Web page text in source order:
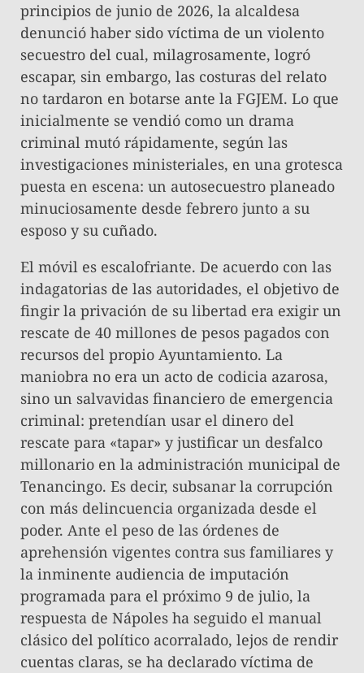
principios de junio de 2026, la alcaldesa
denunció haber sido víctima de un violento
secuestro del cual, milagrosamente, logró
escapar, sin embargo, las costuras del relato
no tardaron en botarse ante la FGJEM. Lo que
inicialmente se vendió como un drama
criminal mutó rápidamente, según las
investigaciones ministeriales, en una grotesca
puesta en escena: un autosecuestro planeado
minuciosamente desde febrero junto a su
esposo y su cuñado.
​El móvil es escalofriante. De acuerdo con las
indagatorias de las autoridades, el objetivo de
fingir la privación de su libertad era exigir un
rescate de 40 millones de pesos pagados con
recursos del propio Ayuntamiento. La
maniobra no era un acto de codicia azarosa,
sino un salvavidas financiero de emergencia
criminal: pretendían usar el dinero del
rescate para «tapar» y justificar un desfalco
millonario en la administración municipal de
Tenancingo. Es decir, subsanar la corrupción
con más delincuencia organizada desde el
poder. ​Ante el peso de las órdenes de
aprehensión vigentes contra sus familiares y
la inminente audiencia de imputación
programada para el próximo 9 de julio, la
respuesta de Nápoles ha seguido el manual
clásico del político acorralado, lejos de rendir
cuentas claras, se ha declarado víctima de